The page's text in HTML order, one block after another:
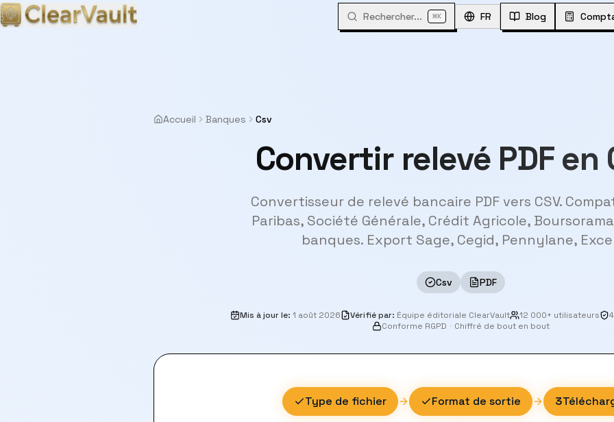
Rechercher... ⌘K FR Blog
Accueil Banques Csv
Convertir relevé PDF en
Convertisseur de relevé bancaire PDF vers CSV.
Paribas, Société Générale, Crédit Agricole,
banques. Export Sage, Cegid, Pennylane,
Csv PDF
Mis à jour le: 1 août 2026 Vérifié par: Équipe éditoriale ClearVault 12 000+ utilisateurs
Conforme RGPD · Chiffré de bout en bout
Type de fichier Format de sortie 3